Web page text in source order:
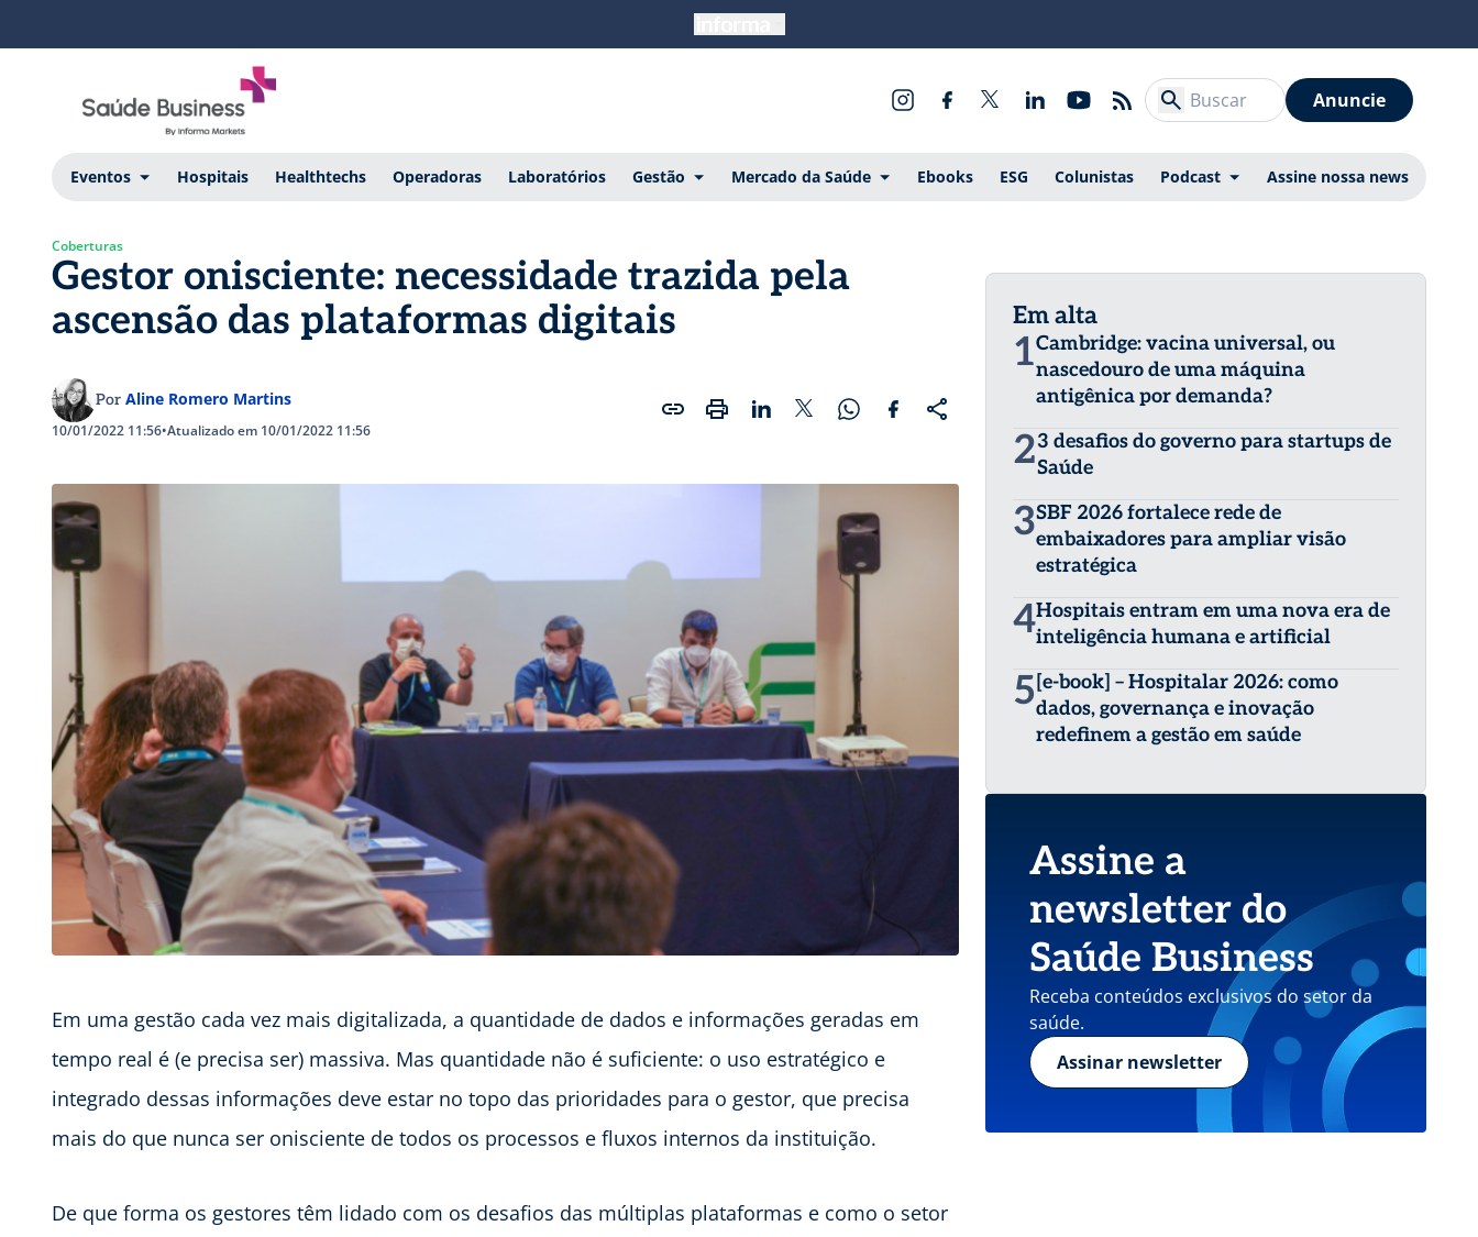
Anuncie
Eventos Hospitais Healthtechs Operadoras Laboratórios Gestão Mercado da Saúde Ebooks ESG Colunistas Podcast Assine nossa news
Coberturas
Gestor onisciente: necessidade trazida pela
ascensão das plataformas digitais
Por Aline Romero Martins
10/01/2022 11:56•Atualizado em 10/01/2022 11:56
Em uma gestão cada vez mais digitalizada, a quantidade de dados e informações geradas em
tempo real é (e precisa ser) massiva. Mas quantidade não é suficiente: o uso estratégico e
integrado dessas informações deve estar no topo das prioridades para o gestor, que precisa
mais do que nunca ser onisciente de todos os processos e fluxos internos da instituição.
De que forma os gestores têm lidado com os desafios das múltiplas plataformas e como o setor
Em alta
1Cambridge: vacina universal, ou
nascedouro de uma máquina
antigênica por demanda?
23 desafios do governo para startups de
Saúde
3SBF 2026 fortalece rede de
embaixadores para ampliar visão
estratégica
4Hospitais entram em uma nova era de
inteligência humana e artificial
5 [e-book] – Hospitalar 2026: como
dados, governança e inovação
redefinem a gestão em saúde
Assine a
newsletter do
Saúde Business
Receba conteúdos exclusivos do setor da
saúde.
Assinar newsletter